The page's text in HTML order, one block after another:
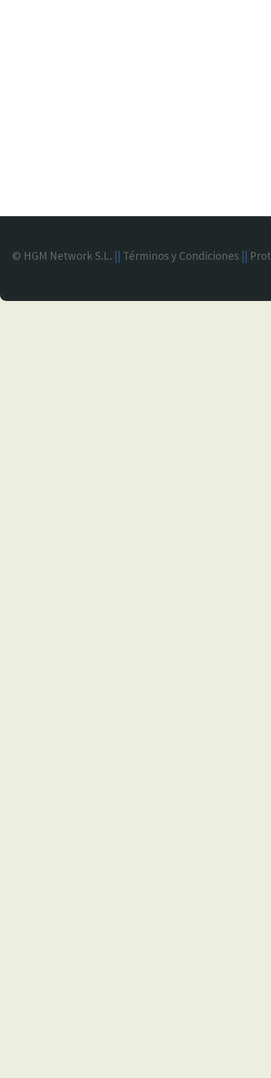
© HGM Network S.L. || Términos y Condiciones ||